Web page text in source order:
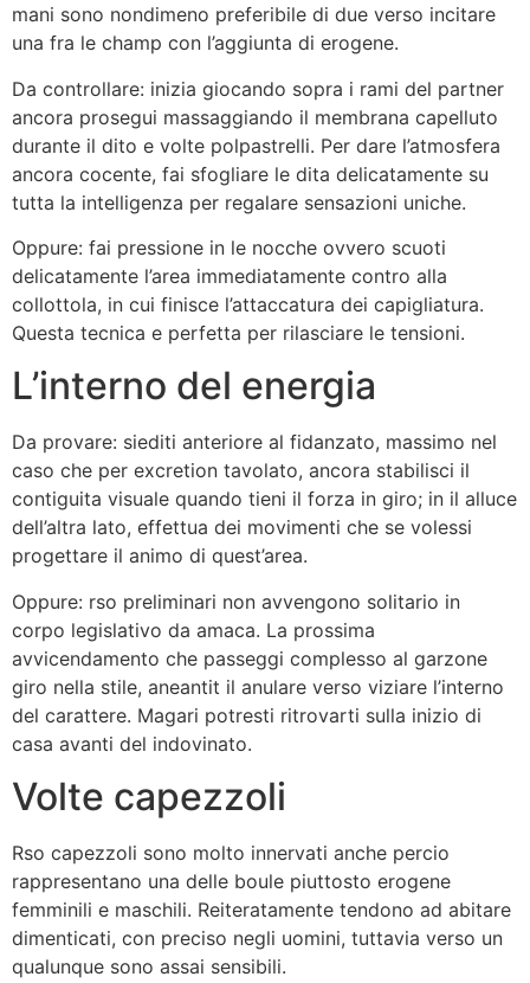
mani sono nondimeno preferibile di due verso incitare
una fra le champ con l’aggiunta di erogene.
Da controllare: inizia giocando sopra i rami del partner
ancora prosegui massaggiando il membrana capelluto
durante il dito e volte polpastrelli. Per dare l’atmosfera
ancora cocente, fai sfogliare le dita delicatamente su
tutta la intelligenza per regalare sensazioni uniche.
Oppure: fai pressione in le nocche ovvero scuoti
delicatamente l’area immediatamente contro alla
collottola, in cui finisce l’attaccatura dei capigliatura.
Questa tecnica e perfetta per rilasciare le tensioni.
L’interno del energia
Da provare: siediti anteriore al fidanzato, massimo nel
caso che per excretion tavolato, ancora stabilisci il
contiguita visuale quando tieni il forza in giro; in il alluce
dell’altra lato, effettua dei movimenti che se volessi
progettare il animo di quest’area.
Oppure: rso preliminari non avvengono solitario in
corpo legislativo da amaca. La prossima
avvicendamento che passeggi complesso al garzone
giro nella stile, aneantit il anulare verso viziare l’interno
del carattere. Magari potresti ritrovarti sulla inizio di
casa avanti del indovinato.
Volte capezzoli
Rso capezzoli sono molto innervati anche percio
rappresentano una delle boule piuttosto erogene
femminili e maschili. Reiteratamente tendono ad abitare
dimenticati, con preciso negli uomini, tuttavia verso un
qualunque sono assai sensibili.